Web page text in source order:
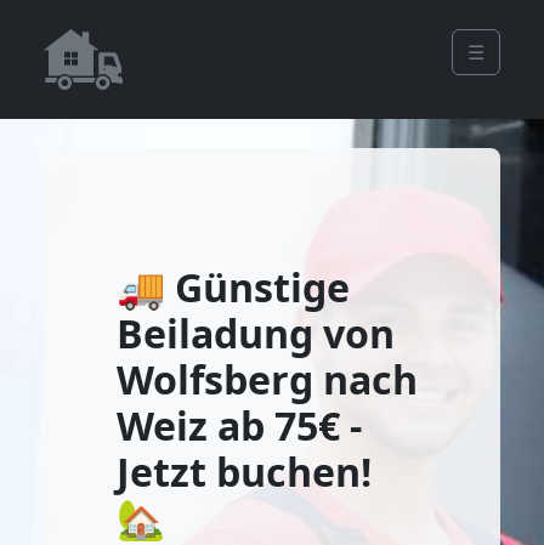
☰
🚚 Günstige
Beiladung von
Wolfsberg nach
Weiz ab 75€ -
Jetzt buchen!
🏡